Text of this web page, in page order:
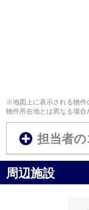
※地図上に表示される物件
物件所在地とは異なる場合
担当者の
周辺施設